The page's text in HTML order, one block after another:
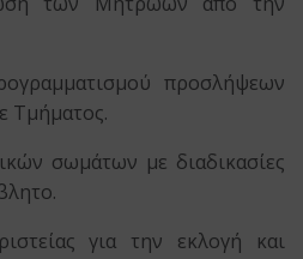
προσλήψεων
Τμήματος.
σωμάτων με διαδικασίες
για την εκλογή και